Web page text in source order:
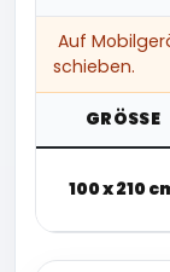
Auf
schieben.
GRÖSSE
100 x 210